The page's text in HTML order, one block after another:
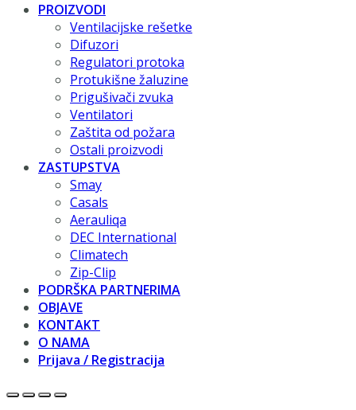
PROIZVODI
Ventilacijske rešetke
Difuzori
Regulatori protoka
Protukišne žaluzine
Prigušivači zvuka
Ventilatori
Zaštita od požara
Ostali proizvodi
ZASTUPSTVA
Smay
Casals
Aerauliqa
DEC International
Climatech
Zip-Clip
PODRŠKA PARTNERIMA
OBJAVE
KONTAKT
O NAMA
Prijava / Registracija